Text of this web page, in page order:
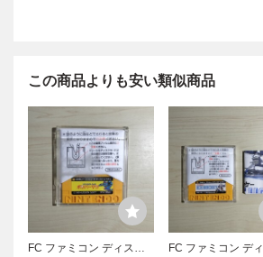
この商品よりも安い類似商品
FC ファミコン ディスク
FC ファミコン デ